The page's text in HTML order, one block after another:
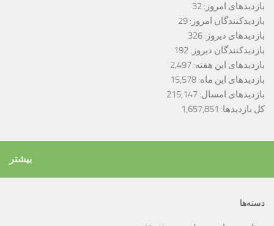
بازدیدهای امروز: 32
بازدیدکنندگان امروز: 29
بازدیدهای دیروز: 326
بازدیدکنندگان دیروز: 192
بازدیدهای این هفته: 2,497
بازدیدهای این ماه: 15,578
بازدیدهای امسال: 215,147
کل بازدیدها: 1,657,851
بیشتر
دسته‌ها